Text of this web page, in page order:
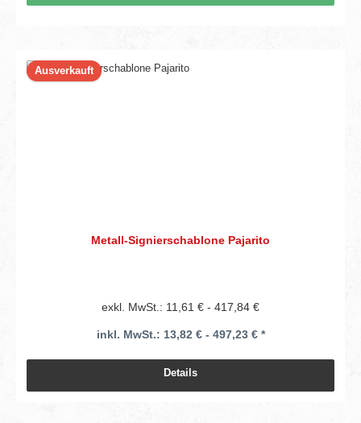
Ausverkauft
Metall-Signierschablone Pajarito
exkl. MwSt.: 11,61 € - 417,84 €
inkl. MwSt.: 13,82 € - 497,23 € *
Details